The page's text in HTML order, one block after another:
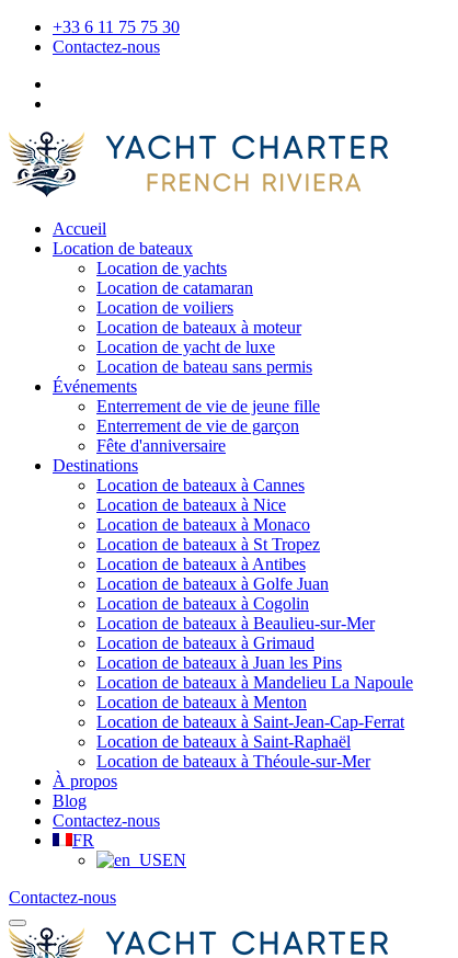
+33 6 11 75 75 30
Contactez-nous
Accueil
Location de bateaux
Location de yachts
Location de catamaran
Location de voiliers
Location de bateaux à moteur
Location de yacht de luxe
Location de bateau sans permis
Événements
Enterrement de vie de jeune fille
Enterrement de vie de garçon
Fête d'anniversaire
Destinations
Location de bateaux à Cannes
Location de bateaux à Nice
Location de bateaux à Monaco
Location de bateaux à St Tropez
Location de bateaux à Antibes
Location de bateaux à Golfe Juan
Location de bateaux à Cogolin
Location de bateaux à Beaulieu-sur-Mer
Location de bateaux à Grimaud
Location de bateaux à Juan les Pins
Location de bateaux à Mandelieu La Napoule
Location de bateaux à Menton
Location de bateaux à Saint-Jean-Cap-Ferrat
Location de bateaux à Saint-Raphaël
Location de bateaux à Théoule-sur-Mer
À propos
Blog
Contactez-nous
FR
EN
Contactez-nous